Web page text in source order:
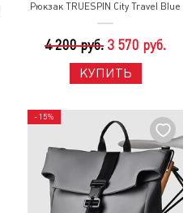
Рюкзак TRUESPIN City Travel Blue
4 200 руб. 3 570 руб.
КУПИТЬ
- 15%